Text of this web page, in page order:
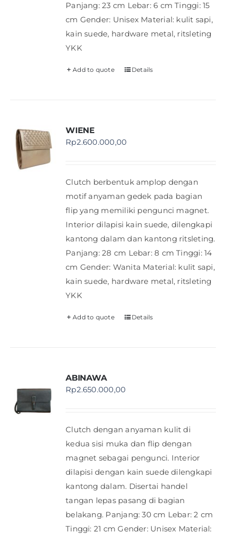
Panjang: 23 cm Lebar: 6 cm Tinggi: 15
cm Gender: Unisex Material: kulit sapi,
kain suede, hardware metal, ritsleting
YKK
Add to quote Details
WIENE
Rp2.600.000,00
Clutch berbentuk amplop dengan
motif anyaman gedek pada bagian
flip yang memiliki pengunci magnet.
Interior dilapisi kain suede, dilengkapi
kantong dalam dan kantong ritsleting.
Panjang: 28 cm Lebar: 8 cm Tinggi: 14
cm Gender: Wanita Material: kulit sapi,
kain suede, hardware metal, ritsleting
YKK
Add to quote Details
ABINAWA
Rp2.650.000,00
Clutch dengan anyaman kulit di
kedua sisi muka dan flip dengan
magnet sebagai pengunci. Interior
dilapisi dengan kain suede dilengkapi
kantong dalam. Disertai handel
tangan lepas pasang di bagian
belakang. Panjang: 30 cm Lebar: 2 cm
Tinggi: 21 cm Gender: Unisex Material: